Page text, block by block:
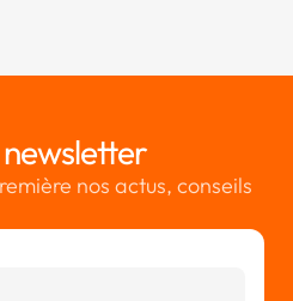
nos actus, conseils